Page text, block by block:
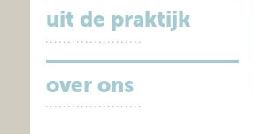
uit de praktijk
over ons